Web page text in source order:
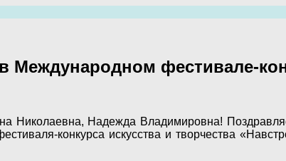
фестивале-
Николаевна, Надежда Владимировна!
конкурса искусства и творчества